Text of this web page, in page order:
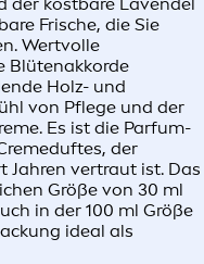
Frische, die Sie
Wertvolle
Blütenakkorde
Holz- und
von Pflege und der
Es ist die Parfum-
der
Jahren vertraut ist. Das
Größe von 30 ml
in der 100 ml Größe
ideal als